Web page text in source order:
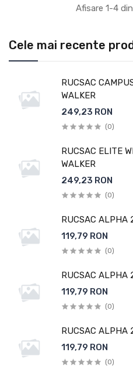
Cele mai recente
RUCSAC
WALKER
249,23 RON
(0)
RUCSAC ELITE
WALKER
249,23 RON
(0)
RUCSAC ALPHA
119,79 RON
(0)
RUCSAC ALPHA
119,79 RON
(0)
RUCSAC ALPHA
119,79 RON
(0)
Afisare 1-4